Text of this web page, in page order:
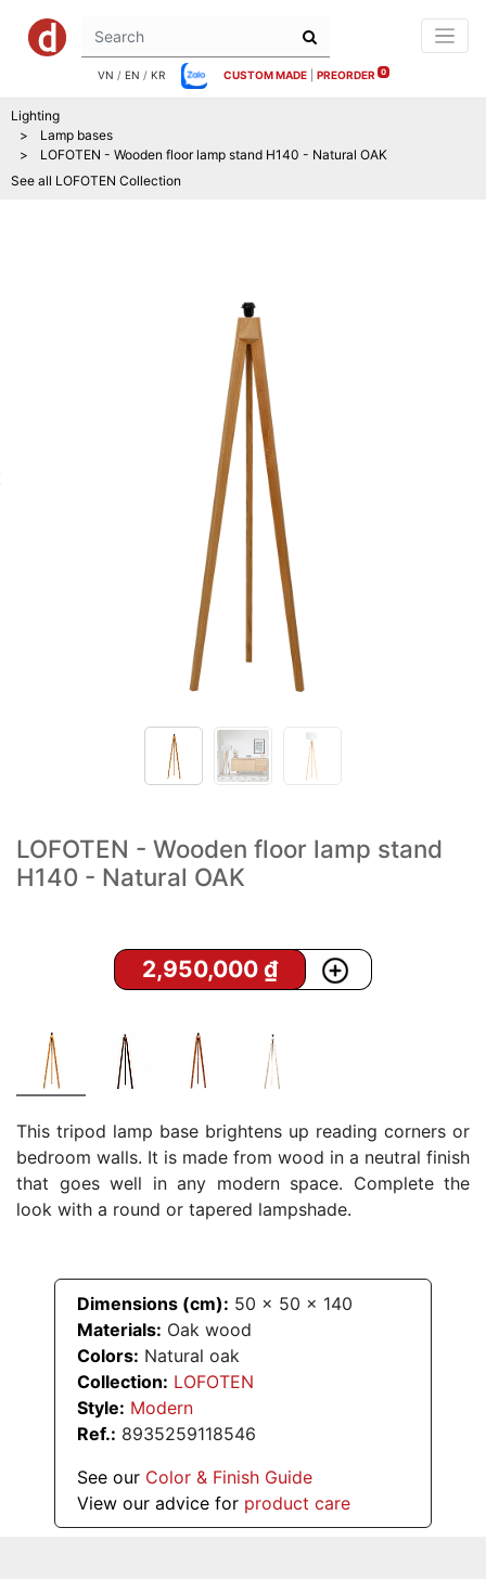
VN / EN / KR CUSTOM MADE PREORDER 0
Lighting
Lamp bases
LOFOTEN - Wooden floor lamp stand H140 - Natural OAK
See all LOFOTEN Collection
LOFOTEN - Wooden floor lamp stand
H140 - Natural OAK
2,950,000 ₫
This tripod lamp base brightens up reading corners or
bedroom walls. It is made from wood in a neutral finish
that goes well in any modern space. Complete the
look with a round or tapered lampshade.
Dimensions (cm): 50 x 50 x 140
Materials: Oak wood
Colors: Natural oak
Collection: LOFOTEN
Style: Modern
Ref.: 8935259118546
See our Color & Finish Guide
View our advice for product care